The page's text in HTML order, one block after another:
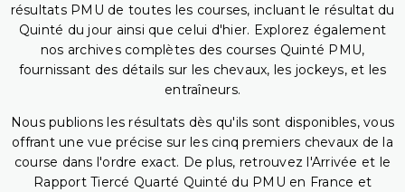
résultats PMU de toutes les courses, incluant le résultat du
Quinté du jour ainsi que celui d'hier. Explorez également
nos archives complètes des courses Quinté PMU,
fournissant des détails sur les chevaux, les jockeys, et les
entraîneurs.
Nous publions les résultats dès qu'ils sont disponibles, vous
offrant une vue précise sur les cinq premiers chevaux de la
course dans l'ordre exact. De plus, retrouvez l'Arrivée et le
Rapport Tiercé Quarté Quinté du PMU en France et